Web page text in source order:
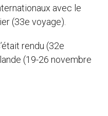
avec le
(33e voyage).
rendu (32e
(19-26 novembre